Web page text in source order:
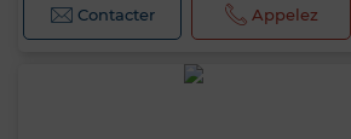
Contacter Appelez